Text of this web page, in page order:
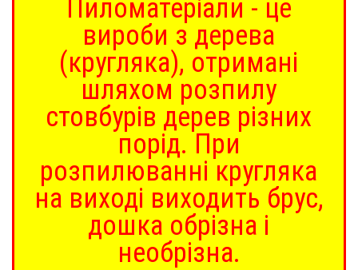
Пиломатеріали - це
вироби з дерева
(кругляка), отримані
шляхом розпилу
стовбурів дерев різних
порід. При
розпилюванні кругляка
на виході виходить брус,
дошка обрізна і
необрізна.